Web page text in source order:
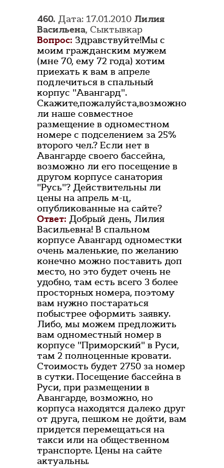
460. Дата: 17.01.2010 Лилия
Васильена, Сыктывкар
Вопрос: Здравствуйте!Мы с
моим гражданским мужем
(мне 70, ему 72 года) хотим
приехать к вам в апреле
подлечиться в спальный
корпус "Авангард".
Скажите,пожалуйста,возможно
ли наше совместное
размещение в одноместном
номере с подселением за 25%
второго чел.? Если нет в
Авангарде своего бассейна,
возможно ли его посещение в
другом корпусе санатория
"Русь"? Действительны ли
цены на апрель м-ц,
опубликованные на сайте?
Ответ: Добрый день, Лилия
Васильевна! В спальном
корпусе Авангард одноместки
очень маленькие, по желанию
конечно можно поставить доп
место, но это будет очень не
удобно, там есть всего 3 более
просторных номера, поэтому
вам нужно постараться
побыстрее оформить заявку.
Либо, мы можем предложить
вам одноместный номер в
корпусе "Приморский" в Руси,
там 2 полноценные кровати.
Стоимость будет 2750 за номер
в сутки. Посещение бассейна в
Руси, при размещении в
Авангарде, возможно, но
корпуса находятся далеко друг
от друга, пешком не дойти, вам
придется перемещаться на
такси или на общественном
транспорте. Цены на сайте
актуальны.